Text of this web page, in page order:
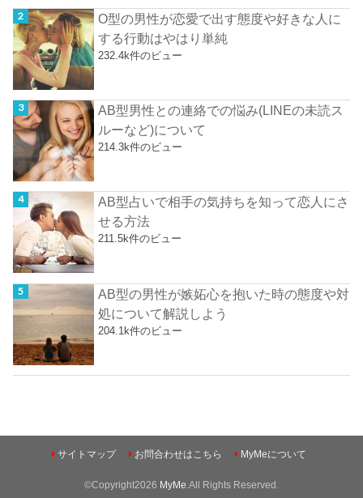
O型の男性が恋愛で出す態度や好きな人に
する行動はやはり単純
232.4k件のビュー
AB型男性との連絡での悩み(LINEの未読ス
ルーなど)について
214.3k件のビュー
AB型占いで相手の気持ちを知って恋人にさ
せる方法
211.5k件のビュー
AB型の男性が嫉妬心を抱いた時の態度や対
処について解説しよう
204.1k件のビュー
サイトマップ お問合わせはこちら MyMeについて
©Copyright2026 MyMe .All Rights Reserved.